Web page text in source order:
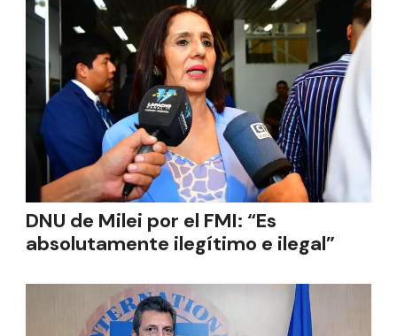
DNU de Milei por el FMI: “Es
absolutamente ilegítimo e ilegal”